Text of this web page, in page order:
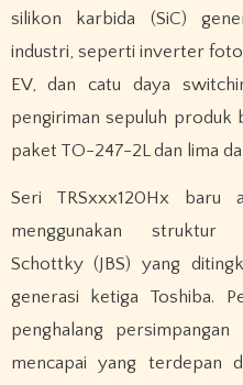
silikon karbida (SiC)
industri, seperti inverter
EV, dan catu daya
pengiriman sepuluh produk
paket TO-247-2L dan lima
Seri TRSxxx120Hx baru
menggunakan struktur
Schottky (JBS) yang
generasi ketiga Toshiba.
penghalang
mencapai yang terdepan